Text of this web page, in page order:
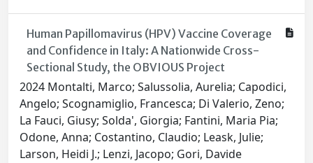
Human Papillomavirus (HPV) Vaccine Coverage
and Confidence in Italy: A Nationwide Cross-
Sectional Study, the OBVIOUS Project
2024 Montalti, Marco; Salussolia, Aurelia; Capodici,
Angelo; Scognamiglio, Francesca; Di Valerio, Zeno;
La Fauci, Giusy; Solda', Giorgia; Fantini, Maria Pia;
Odone, Anna; Costantino, Claudio; Leask, Julie;
Larson, Heidi J.; Lenzi, Jacopo; Gori, Davide